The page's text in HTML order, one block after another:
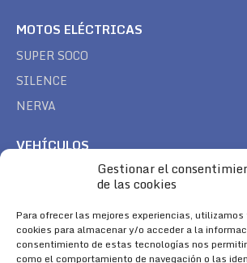
Gestionar el
de las cookies
Para ofrecer las mejores experiencias,
cookies para almacenar y/o acceder a la
consentimiento de estas tecnologías nos
como el comportamiento de navegación o las
MOTOS ELÉCTRICAS
SUPER SOCO
SILENCE
NERVA
VEHÍCULOS
TREK
SÍGUENOS